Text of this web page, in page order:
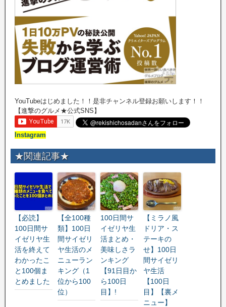
YouTubeはじめました！！是非チャンネル登録お願いします！！
【進撃のグルメ★公式SNS】
Instagram
★関連記事★
【必読】
100日間サ
イゼリヤ生
活を終えて
わかったこ
と100個ま
とめました
【全100種
類】100日
間サイゼリ
ヤ生活のメ
ニューラン
キング（1
位から100
位）
100日間サ
イゼリヤ生
活まとめ・
美味しさラ
ンキング
【91日目か
ら100日
目】!
【ミラノ風
ドリア・ス
テーキの
せ】100日
間サイゼリ
ヤ生活
【100日
目】【裏メ
ニュー】